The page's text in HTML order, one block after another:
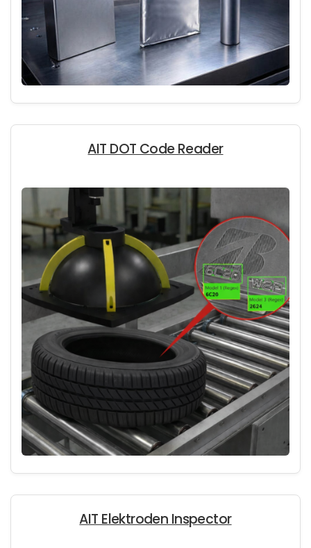
AIT DOT Code Reader
AIT Elektroden Inspector